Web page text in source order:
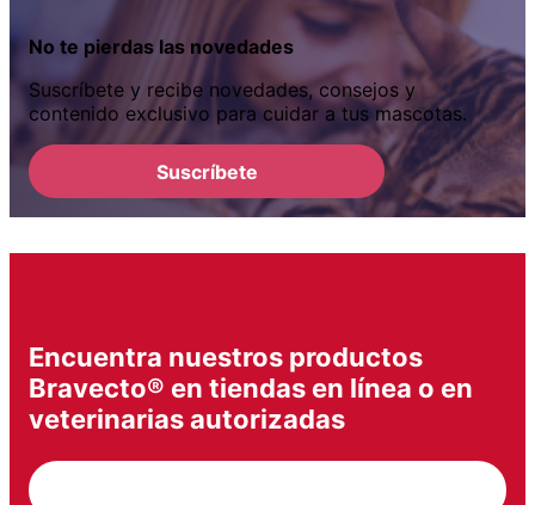
No te pierdas las novedades
Suscríbete y recibe novedades, consejos y
contenido exclusivo para cuidar a tus mascotas.
Suscríbete
Encuentra nuestros productos
Bravecto® en tiendas en línea o en
veterinarias autorizadas